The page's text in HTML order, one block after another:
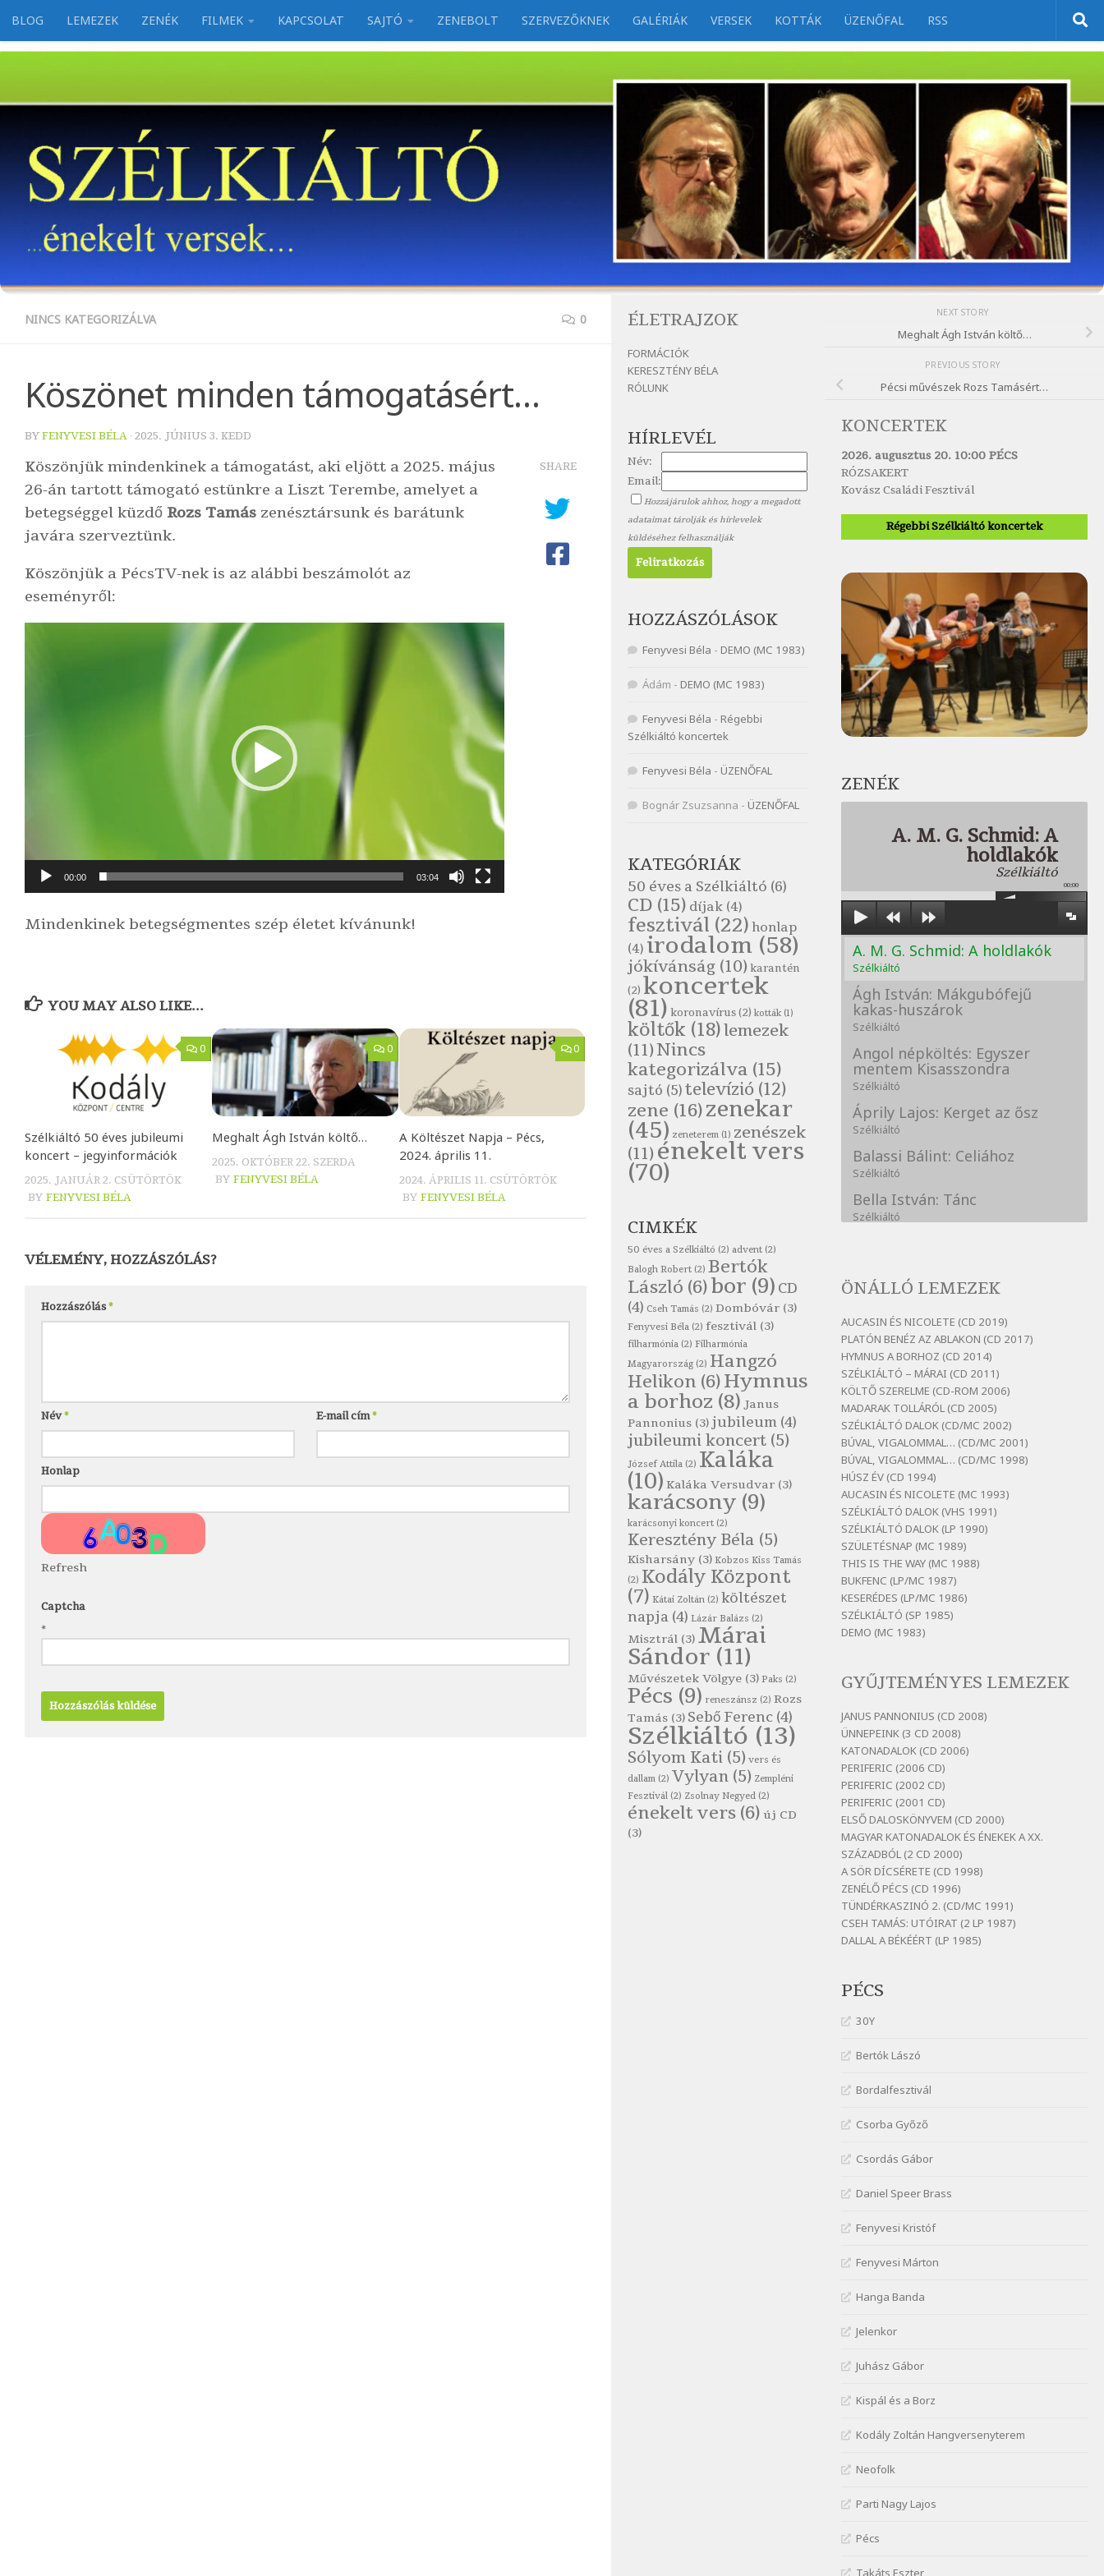
Skip to content
BLOG LEMEZEK ZENÉK FILMEK KAPCSOLAT SAJTÓ ZENEBOLT SZERVEZŐKNEK GALÉRIÁK VERSEK KOTTÁK ÜZENŐFAL RSS
NINCS KATEGORIZÁLVA 0
Köszönet minden támogatásért…
BYFENYVESI BÉLA · 2025. JÚNIUS 3. KEDD
Köszönjük mindenkinek a támogatást, aki eljött a 2025. május
26-án tartott támogató estünkre a Liszt Terembe, amelyet a
betegséggel küzdő Rozs Tamás zenésztársunk és barátunk
javára szerveztünk.
Köszönjük a PécsTV-nek is az alábbi beszámolót az
eseményről:
00:00 03:04
Mindenkinek betegségmentes szép életet kívánunk!
SHARE
YOU MAY ALSO LIKE...
0
Szélkiáltó 50 éves jubileumi
koncert – jegyinformációk
2025. JANUÁR 2. CSÜTÖRTÖK
BY FENYVESI BÉLA
0
Meghalt Ágh István költő…
2025. OKTÓBER 22. SZERDA
BY FENYVESI BÉLA
0
A Költészet Napja – Pécs,
2024. április 11.
2024. ÁPRILIS 11. CSÜTÖRTÖK
BY FENYVESI BÉLA
VÉLEMÉNY, HOZZÁSZÓLÁS?
Hozzászólás*
Név* E-mail cím*
Honlap
Refresh
Captcha
*
NEXT STORY
Meghalt Ágh István költő…
PREVIOUS STORY
Pécsi művészek Rozs Tamásért…
KONCERTEK
2026. augusztus 20. 10:00 PÉCS
RÓZSAKERT
Kovász Családi Fesztivál
Régebbi Szélkiáltó koncertek
ZENÉK
A. M. G. Schmid: A
holdlakók
Szélkiáltó
00:00
A. M. G. Schmid: A holdlakók
Szélkiáltó
Ágh István: Mákgubófejű
kakas-huszárok
Szélkiáltó
Angol népköltés: Egyszer
mentem Kisasszondra
Szélkiáltó
Áprily Lajos: Kerget az ősz
Szélkiáltó
Balassi Bálint: Celiához
Szélkiáltó
Bella István: Tánc
Szélkiáltó
Szélkiáltó
lélegzetvételnyi csöndben
Szélkiáltó
Bertók László: Az arcodra, ha
nem vigyázol
Szélkiáltó
Bertók László: Dinnye Döme
Szélkiáltó
Bertók László: Diófa-levélen
Szélkiáltó
Bertók László: El-elképzelem a
falansztert
Szélkiáltó
Bertók László: Elmenni kevés,
itt maradni sok
Szélkiáltó
Bertók László: Mintha már
pénteken vasárnap
Bertók László: Ó, az a hol volt
Szélkiáltó
Bertók László: Sárga őszi vers
Szélkiáltó
Bertók László: Vásáros
Szélkiáltó
Bertók László: Vizibolt
Szélkiáltó
Bornemissza Endre: Szitakötő
Szélkiáltó
Detlev von Liliencron:
Bölcsődal
Fenyvesi Béla: Lesz-e még
menedék?
Szélkiáltó
Szélkiáltó
Galambosi László: Kalapos
Győri László: Jönnek a törökök
Szélkiáltó
Janus Pannonius: Könyörgés az
istenekhez a török ellen hadba
Szélkiáltó
Janus Pannonius:
Névváltoztatásáról
Szélkiáltó
tavasszal
József Attila: Hajad az ujjamé
Szélkiáltó
Szélkiáltó
József Attila: Mikor az uccán
ÖNÁLLÓ LEMEZEK
AUCASIN ÉS NICOLETE (CD 2019)
PLATÓN BENÉZ AZ ABLAKON (CD 2017)
HYMNUS A BORHOZ (CD 2014)
SZÉLKIÁLTÓ – MÁRAI (CD 2011)
KÖLTŐ SZERELME (CD-ROM 2006)
MADARAK TOLLÁRÓL (CD 2005)
SZÉLKIÁLTÓ DALOK (CD/MC 2002)
BÚVAL, VIGALOMMAL… (CD/MC 2001)
BÚVAL, VIGALOMMAL… (CD/MC 1998)
HÚSZ ÉV (CD 1994)
AUCASIN ÉS NICOLETE (MC 1993)
SZÉLKIÁLTÓ DALOK (VHS 1991)
SZÉLKIÁLTÓ DALOK (LP 1990)
SZÜLETÉSNAP (MC 1989)
THIS IS THE WAY (MC 1988)
BUKFENC (LP/MC 1987)
KESERÉDES (LP/MC 1986)
SZÉLKIÁLTÓ (SP 1985)
DEMO (MC 1983)
GYŰJTEMÉNYES LEMEZEK
JANUS PANNONIUS (CD 2008)
ÜNNEPEINK (3 CD 2008)
KATONADALOK (CD 2006)
PERIFERIC (2006 CD)
PERIFERIC (2002 CD)
PERIFERIC (2001 CD)
ELSŐ DALOSKÖNYVEM (CD 2000)
MAGYAR KATONADALOK ÉS ÉNEKEK A XX.
SZÁZADBÓL (2 CD 2000)
A SÖR DÍCSÉRETE (CD 1998)
ZENÉLŐ PÉCS (CD 1996)
TÜNDÉRKASZINÓ 2. (CD/MC 1991)
CSEH TAMÁS: UTÓIRAT (2 LP 1987)
DALLAL A BÉKÉÉRT (LP 1985)
PÉCS
30Y
Bertók Lászó
Bordalfesztivál
Csorba Győző
Csordás Gábor
Daniel Speer Brass
Fenyvesi Kristóf
Fenyvesi Márton
Hanga Banda
Jelenkor
Juhász Gábor
Kispál és a Borz
Kodály Zoltán Hangversenyterem
Neofolk
Parti Nagy Lajos
Pécs
Takáts Eszter
ÉLETRAJZOK
FORMÁCIÓK
KERESZTÉNY BÉLA
RÓLUNK
HÍRLEVÉL
Név:
Email:
Hozzájárulok ahhoz, hogy a megadott
adataimat tárolják és hírlevelek
küldéséhez felhasználják
HOZZÁSZÓLÁSOK
Fenyvesi Béla - DEMO (MC 1983)
Ádám - DEMO (MC 1983)
Fenyvesi Béla - Régebbi
Szélkiáltó koncertek
Fenyvesi Béla - ÜZENŐFAL
Bognár Zsuzsanna - ÜZENŐFAL
KATEGÓRIÁK
50 éves a Szélkiáltó (6)
CD (15) díjak (4)
fesztivál (22) honlap
(4) irodalom (58)
jókívánság (10) karantén
(2) koncertek
(81) koronavírus(2) kották (1)
költők (18)lemezek
(11)Nincs
kategorizálva (15)
sajtó (5)televízió (12)
zene (16)zenekar
(45) zeneterem (1) zenészek
(11) énekelt vers
(70)
CIMKÉK
50 éves a Szélkiáltó (2) advent (2)
Balogh Robert (2) Bertók
László (6)bor (9) CD
(4) Cseh Tamás (2) Dombóvár (3)
Fenyvesi Béla (2) fesztivál (3)
filharmónia (2) Filharmónia
Magyarország (2) Hangzó
Helikon (6)Hymnus
a borhoz (8) Janus
Pannonius (3)jubileum (4)
jubileumi koncert (5)
József Attila (2) Kaláka
(10) Kaláka Versudvar (3)
karácsony (9)
karácsonyi koncert (2)
Keresztény Béla (5)
Kisharsány (3) Kobzos Kiss Tamás
(2) Kodály Központ
(7) Kátai Zoltán (2) költészet
napja (4) Lázár Balázs (2)
Misztrál (3) Márai
Sándor (11)
Művészetek Völgye (3) Paks (2)
Pécs (9) reneszánsz (2) Rozs
Tamás (3) Sebő Ferenc (4)
Szélkiáltó (13)
Sólyom Kati (5) vers és
dallam (2) Vylyan (5) Zempléni
Fesztivál (2) Zsolnay Negyed (2)
énekelt vers (6) új CD
(3)